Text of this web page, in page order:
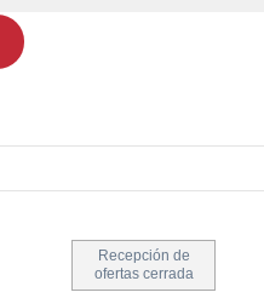
Recepción de
ofertas cerrada